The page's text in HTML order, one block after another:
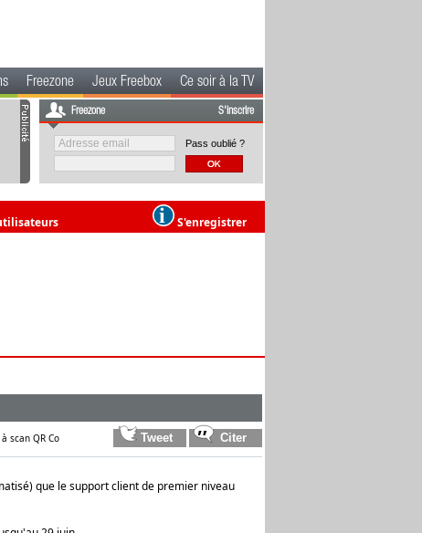
Freezone Jeux Freebox Ce soir à la TV
Freezone S'inscrire
Pass oublié ?
S'enregistrer
scan QR Co
que le support client de premier niveau